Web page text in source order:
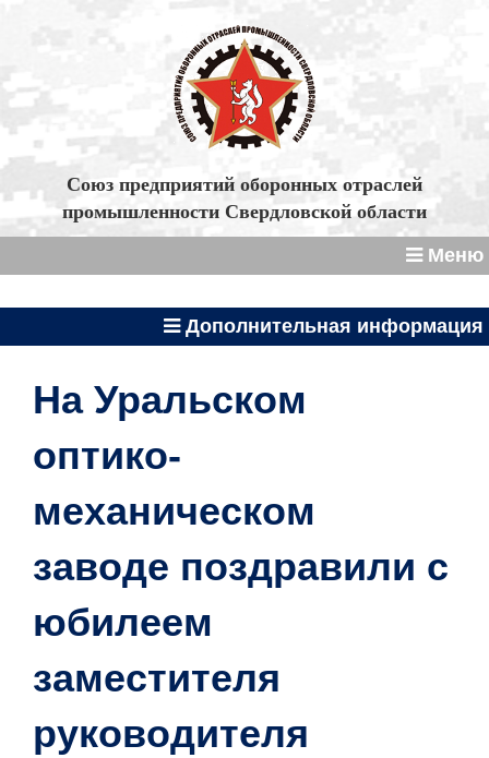
Союз предприятий оборонных отраслей
промышленности Свердловской области
Меню
Дополнительная информация
На Уральском
оптико-
механическом
заводе поздравили с
юбилеем
заместителя
руководителя